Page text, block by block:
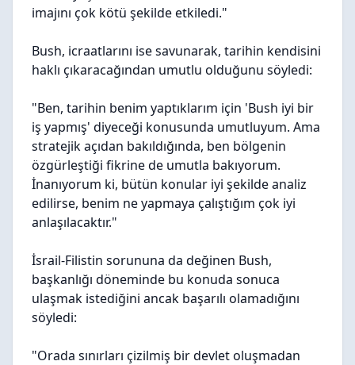
imajını çok kötü şekilde etkiledi."
Bush, icraatlarını ise savunarak, tarihin kendisini
haklı çıkaracağından umutlu olduğunu söyledi:
"Ben, tarihin benim yaptıklarım için 'Bush iyi bir
iş yapmış' diyeceği konusunda umutluyum. Ama
stratejik açıdan bakıldığında, ben bölgenin
özgürleştiği fikrine de umutla bakıyorum.
İnanıyorum ki, bütün konular iyi şekilde analiz
edilirse, benim ne yapmaya çalıştığım çok iyi
anlaşılacaktır."
İsrail-Filistin sorununa da değinen Bush,
başkanlığı döneminde bu konuda sonuca
ulaşmak istediğini ancak başarılı olamadığını
söyledi:
"Orada sınırları çizilmiş bir devlet oluşmadan